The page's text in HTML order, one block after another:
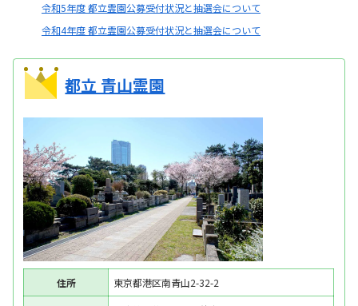
令和5年度 都立霊園公募受付状況と抽選会について
令和4年度 都立霊園公募受付状況と抽選会について
都立 青山霊園
住所
東京都港区南青山2-32-2